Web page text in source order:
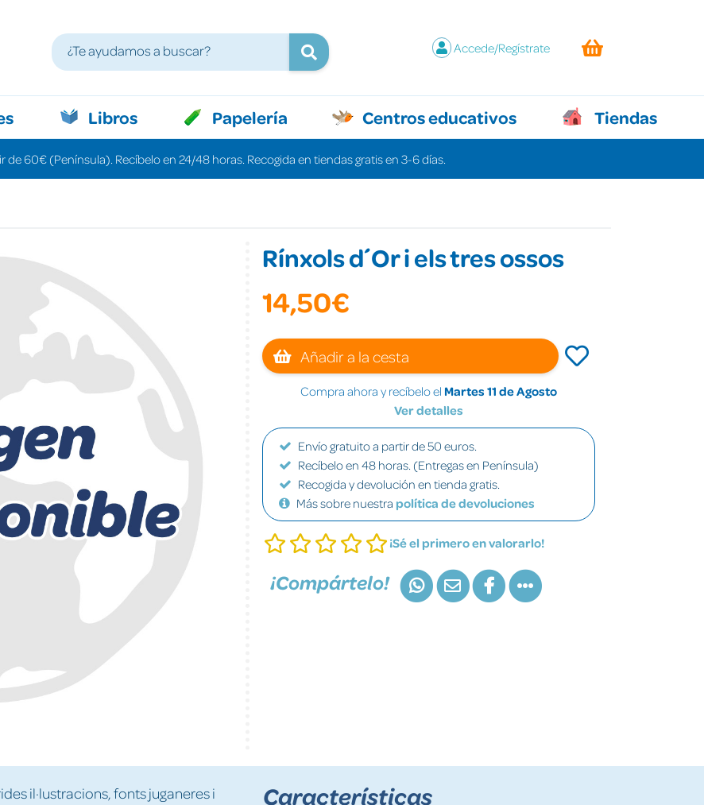
Accede/Regístrate
Libros Papelería Centros educativos Tiendas
de 60€ (Península). Recíbelo en 24/48 horas. Recogida en tiendas gratis en 3-6 días.
Rínxols d´Or i els tres ossos
14,50€
Añadir a la cesta
Compra ahora y recíbelo el Martes 11 de Agosto
Ver detalles
Envío gratuito a partir de 50 euros.
Recíbelo en 48 horas. (Entregas en Península)
Recogida y devolución en tienda gratis.
Más sobre nuestra política de devoluciones
¡Sé el primero en valorarlo!
¡Compártelo!
il·lustracions, fonts juganeres i
Características